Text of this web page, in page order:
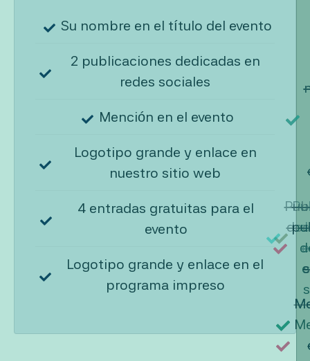
Su nombre en el título del evento
2 publicaciones dedicadas en
redes sociales
Mención en el evento
Logotipo grande y enlace en
nuestro sitio web
4 entradas gratuitas para el
evento
Logotipo grande y enlace en el
programa impreso